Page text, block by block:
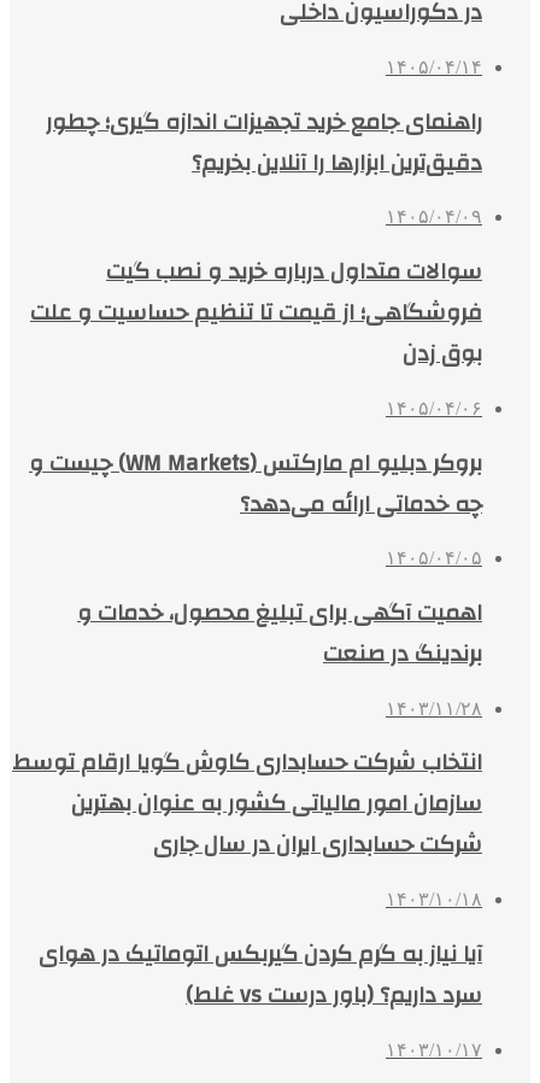
در دکوراسیون داخلی
۱۴۰۵/۰۴/۱۴
راهنمای جامع خرید تجهیزات اندازه گیری؛ چطور
دقیق‌ترین ابزارها را آنلاین بخریم؟
۱۴۰۵/۰۴/۰۹
سوالات متداول درباره خرید و نصب گیت
فروشگاهی؛ از قیمت تا تنظیم حساسیت و علت
بوق زدن
۱۴۰۵/۰۴/۰۶
بروکر دبلیو ام مارکتس (WM Markets) چیست و
چه خدماتی ارائه می‌دهد؟
۱۴۰۵/۰۴/۰۵
اهمیت آگهی برای تبلیغ محصول، خدمات و
برندینگ در صنعت
۱۴۰۳/۱۱/۲۸
انتخاب شرکت حسابداری کاوش گویا ارقام توسط
سازمان امور مالیاتی کشور به عنوان بهترین
شرکت حسابداری ایران در سال جاری
۱۴۰۳/۱۰/۱۸
آیا نیاز به گرم کردن گیربکس اتوماتیک در هوای
سرد داریم؟ (باور درست vs غلط)
۱۴۰۳/۱۰/۱۷